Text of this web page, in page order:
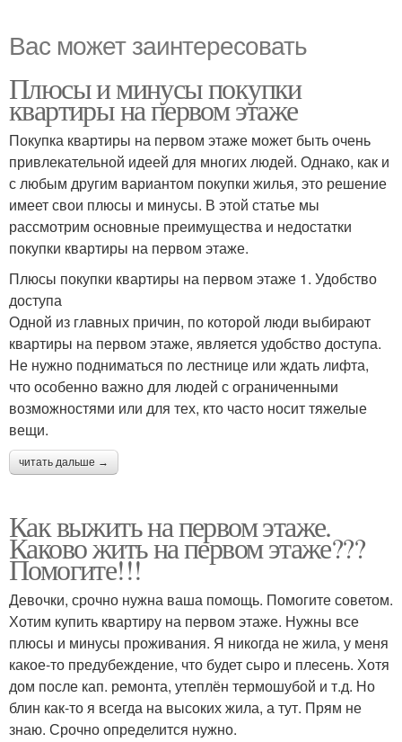
Вас может заинтересовать
Плюсы и минусы покупки
квартиры на первом этаже
Покупка квартиры на первом этаже может быть очень
привлекательной идеей для многих людей. Однако, как и
с любым другим вариантом покупки жилья, это решение
имеет свои плюсы и минусы. В этой статье мы
рассмотрим основные преимущества и недостатки
покупки квартиры на первом этаже.
Плюсы покупки квартиры на первом этаже 1. Удобство
доступа
Одной из главных причин, по которой люди выбирают
квартиры на первом этаже, является удобство доступа.
Не нужно подниматься по лестнице или ждать лифта,
что особенно важно для людей с ограниченными
возможностями или для тех, кто часто носит тяжелые
вещи.
читать дальше →
Как выжить на первом этаже.
Каково жить на первом этаже???
Помогите!!!
Девочки, срочно нужна ваша помощь. Помогите советом.
Хотим купить квартиру на первом этаже. Нужны все
плюсы и минусы проживания. Я никогда не жила, у меня
какое-то предубеждение, что будет сыро и плесень. Хотя
дом после кап. ремонта, утеплён термошубой и т.д. Но
блин как-то я всегда на высоких жила, а тут. Прям не
знаю. Срочно определится нужно.